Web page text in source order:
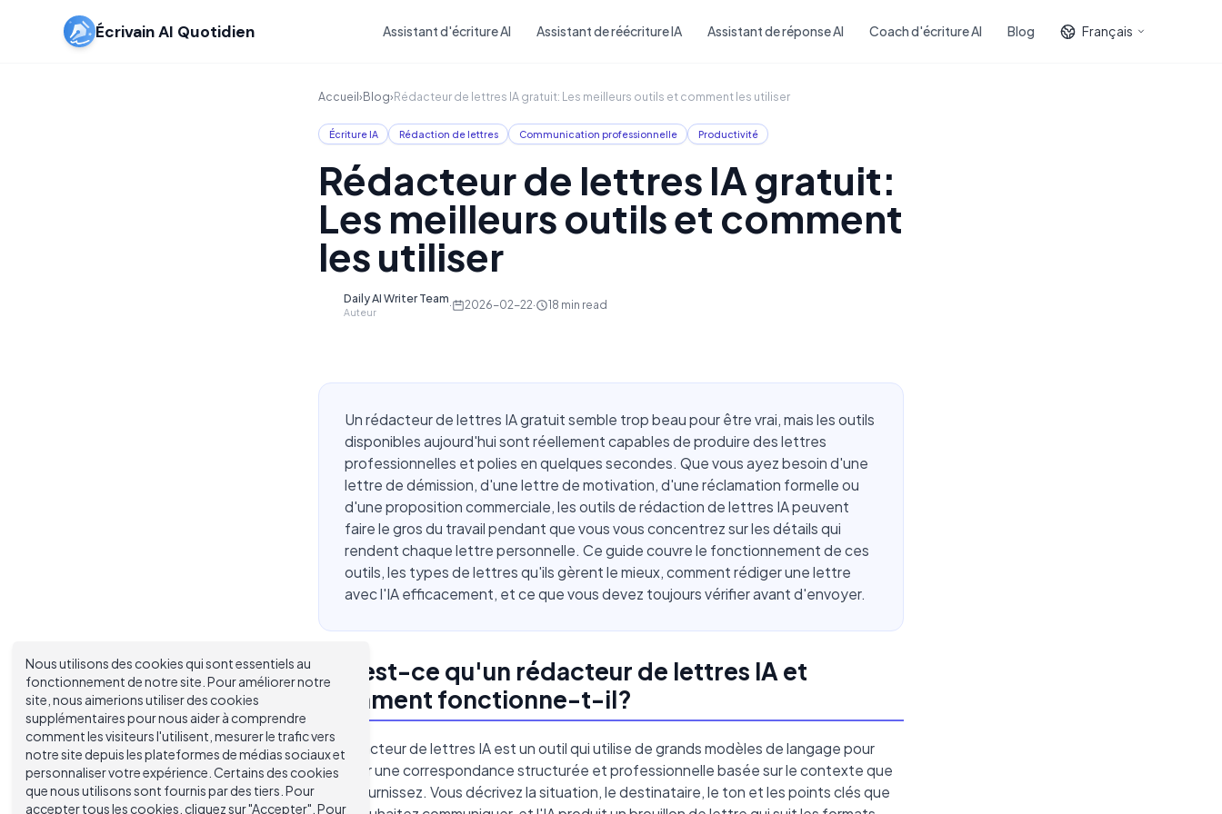
Écrivain AI Quotidien Assistant d'écriture AI Assistant de réécriture IA Assistant de réponse AI Coach d'écriture AI Blog Français
Accueil›Blog›Rédacteur de lettres IA gratuit: Les meilleurs outils et comment les utiliser
Écriture IA Rédaction de lettres Communication professionnelle Productivité
Rédacteur de lettres IA gratuit:
Les meilleurs outils et comment
les utiliser
Daily AI Writer Team
Auteur
· 2026-02-22· 18 min read
Un rédacteur de lettres IA gratuit semble trop beau pour être vrai, mais les outils
disponibles aujourd'hui sont réellement capables de produire des lettres
professionnelles et polies en quelques secondes. Que vous ayez besoin d'une
lettre de démission, d'une lettre de motivation, d'une réclamation formelle ou
d'une proposition commerciale, les outils de rédaction de lettres IA peuvent
faire le gros du travail pendant que vous vous concentrez sur les détails qui
rendent chaque lettre personnelle. Ce guide couvre le fonctionnement de ces
outils, les types de lettres qu'ils gèrent le mieux, comment rédiger une lettre
avec l'IA efficacement, et ce que vous devez toujours vérifier avant d'envoyer.
Qu'est-ce qu'un rédacteur de lettres IA et
comment fonctionne-t-il?
Un rédacteur de lettres IA est un outil qui utilise de grands modèles de langage pour
générer une correspondance structurée et professionnelle basée sur le contexte que
vous fournissez. Vous décrivez la situation, le destinataire, le ton et les points clés que
Nous utilisons des cookies qui sont essentiels au
fonctionnement de notre site. Pour améliorer notre
site, nous aimerions utiliser des cookies
supplémentaires pour nous aider à comprendre
comment les visiteurs l'utilisent, mesurer le trafic vers
notre site depuis les plateformes de médias sociaux et
personnaliser votre expérience. Certains des cookies
que nous utilisons sont fournis par des tiers. Pour
accepter tous les cookies, cliquez sur "Accepter". Pour